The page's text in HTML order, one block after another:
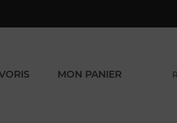
MON PANIER